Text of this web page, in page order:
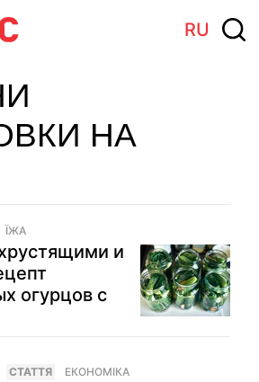
RU
НА
ЇЖА
и
огурцов с
СТАТТЯ ЕКОНОМІКА